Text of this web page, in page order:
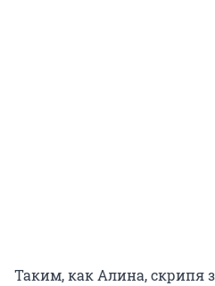
Таким, как Алина, скрипя